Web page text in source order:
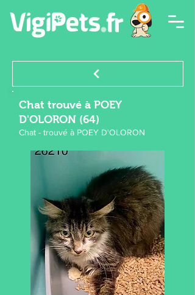
Chat trouvé à POEY
D'OLORON (64)
Chat - trouvé à POEY D'OLORON